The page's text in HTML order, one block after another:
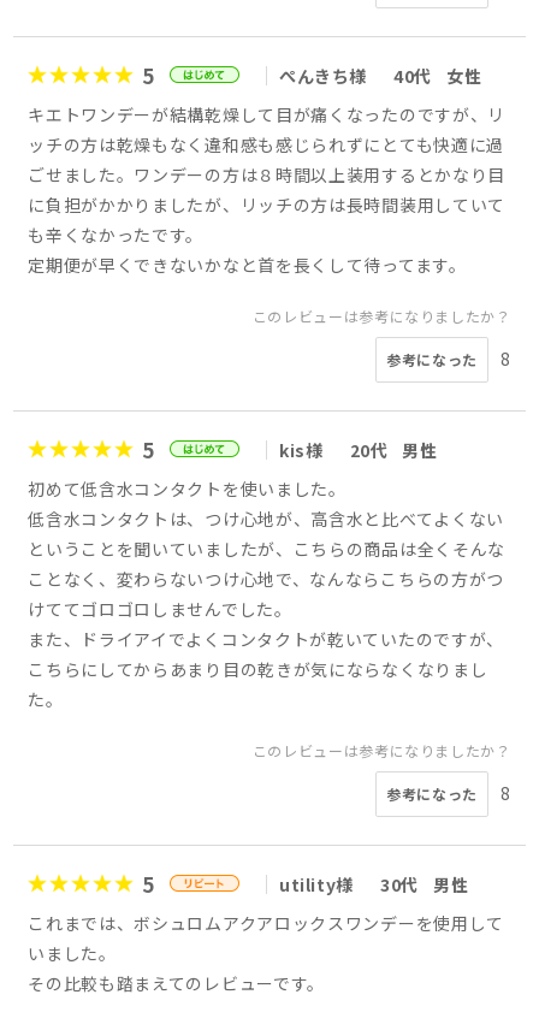
5 ぺんきち様 40代
女性
キエトワンデーが結構乾燥して目が痛くなったのですが、リ
ッチの方は乾燥もなく違和感も感じられずにとても快適に過
ごせました。ワンデーの方は８時間以上装用するとかなり目
に負担がかかりましたが、リッチの方は長時間装用していて
も辛くなかったです。
定期便が早くできないかなと首を長くして待ってます。
このレビューは参考になりましたか？
参考になった 8
5 kis様 20代
男性
初めて低含水コンタクトを使いました。
低含水コンタクトは、つけ心地が、高含水と比べてよくない
ということを聞いていましたが、こちらの商品は全くそんな
ことなく、変わらないつけ心地で、なんならこちらの方がつ
けててゴロゴロしませんでした。
また、ドライアイでよくコンタクトが乾いていたのですが、
こちらにしてからあまり目の乾きが気にならなくなりまし
た。
このレビューは参考になりましたか？
参考になった 8
5 utility様 30代
男性
これまでは、ボシュロムアクアロックスワンデーを使用して
いました。
その比較も踏まえてのレビューです。